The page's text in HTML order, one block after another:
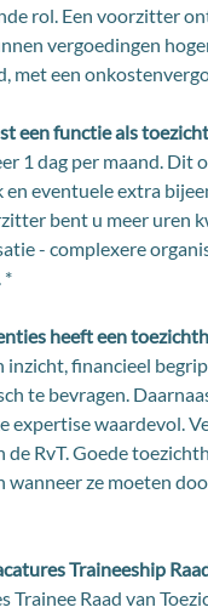
rol. Een voorzitter
vergoedingen
met een
een functie als
1 dag per maand. Dit
en eventuele extra
bent u meer uren
- complexere
*
heeft een
inzicht, financieel
te bevragen.
expertise waardevol.
de RvT. Goede
wanneer ze moeten
Traineeship
Trainee Raad van